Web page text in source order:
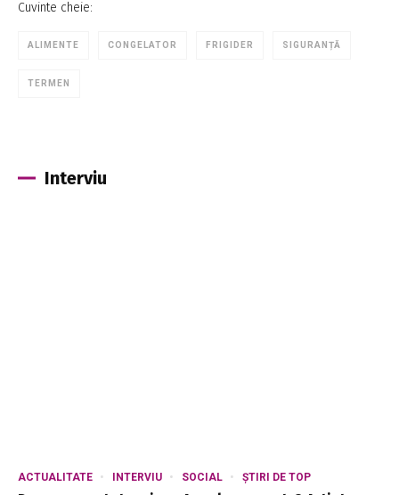
Cuvinte cheie:
ALIMENTE CONGELATOR FRIGIDER SIGURANȚĂ
TERMEN
Interviu
ACTUALITATE INTERVIU SOCIAL ȘTIRI DE TOP